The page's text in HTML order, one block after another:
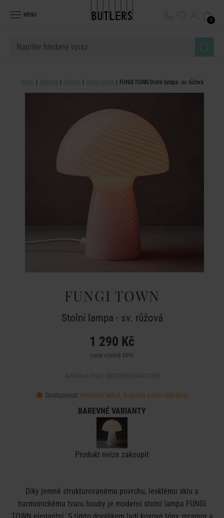
MENU
0
Domů Nábytek Svítidla Stolní lampy FUNGI TOWN Stolní lampa - sv. růžová
FUNGI TOWN
Stolní lampa - sv. růžová
1 290 Kč
cena včetně DPH
Dostupnost: centrální sklad, doprava nelze objednat
BAREVNÉ VARIANTY
Produkt nelze zakoupit
Díky jemně strukturovanému povrchu, lesklému sklu a
harmonickému tvaru houby je moderní stolní lampa FUNGI